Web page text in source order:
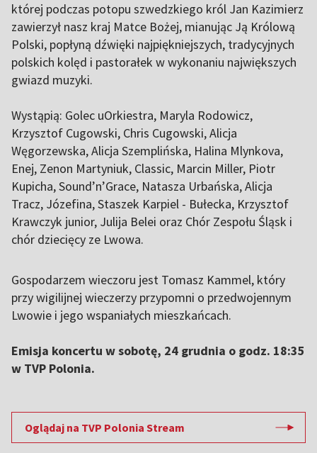
której podczas potopu szwedzkiego król Jan Kazimierz
zawierzył nasz kraj Matce Bożej, mianując Ją Królową
Polski, popłyną dźwięki najpiękniejszych, tradycyjnych
polskich kolęd i pastorałek w wykonaniu największych
gwiazd muzyki.
Wystąpią: Golec uOrkiestra, Maryla Rodowicz,
Krzysztof Cugowski, Chris Cugowski, Alicja
Węgorzewska, Alicja Szemplińska, Halina Mlynkova,
Enej, Zenon Martyniuk, Classic, Marcin Miller, Piotr
Kupicha, Sound’n’Grace, Natasza Urbańska, Alicja
Tracz, Józefina, Staszek Karpiel - Bułecka, Krzysztof
Krawczyk junior, Julija Belei oraz Chór Zespołu Śląsk i
chór dziecięcy ze Lwowa.
Gospodarzem wieczoru jest Tomasz Kammel, który
przy wigilijnej wieczerzy przypomni o przedwojennym
Lwowie i jego wspaniałych mieszkańcach.
Emisja koncertu w sobotę, 24 grudnia o godz. 18:35
w TVP Polonia.
Oglądaj na TVP Polonia Stream